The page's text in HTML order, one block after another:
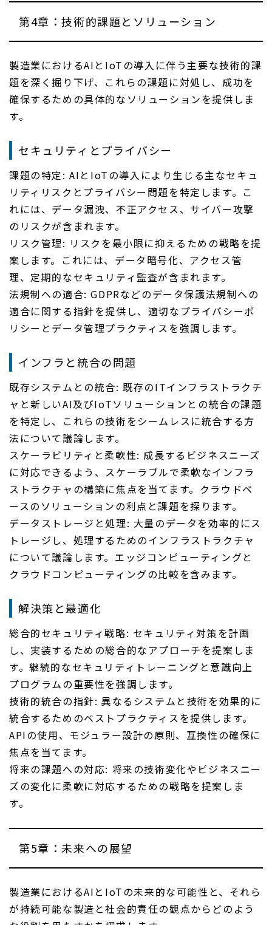
第4章：技術的課題とソリューション
製造業におけるAIとIoTの導入に伴う主要な技術的課
題を深く掘り下げ、これらの課題に対処し、成功を
確保するための具体的なソリューションを提供しま
す。
セキュリティとプライバシー
課題の特定: AIとIoTの導入により生じる主なセキュ
リティリスクとプライバシー問題を特定します。こ
れには、データ漏洩、不正アクセス、サイバー攻撃
のリスクが含まれます。
リスク管理: リスクを最小限に抑えるための戦略を提
案します。これには、データ暗号化、アクセス管
理、定期的なセキュリティ監査が含まれます。
法規制への適合: GDPRなどのデータ保護法規制への
適合に関する指針を提供し、適切なプライバシーポ
リシーとデータ管理プラクティスを強調します。
インフラと統合の問題
既存システムとの統合: 既存のITインフラストラクチ
ャと新しいAI及びIoTソリューションとの統合の課題
を特定し、これらの技術をシームレスに統合する方
法について議論します。
スケーラビリティと柔軟性: 成長するビジネスニーズ
に対応できるよう、スケーラブルで柔軟なインフラ
ストラクチャの構築に焦点を当てます。クラウドベ
ースのソリューションの利点と課題を探ります。
データストレージと処理: 大量のデータを効率的にス
トレージし、処理するためのインフラストラクチャ
について議論します。エッジコンピューティングと
クラウドコンピューティングの比較を含みます。
解決策と最適化
総合的セキュリティ戦略: セキュリティ対策を計画
し、実装するための総合的なアプローチを提案しま
す。継続的なセキュリティトレーニングと意識向上
プログラムの重要性を強調します。
技術的統合の指針: 異なるシステムと技術を効果的に
統合するためのベストプラクティスを提供します。
APIの使用、モジュラー設計の原則、互換性の確保に
焦点を当てます。
将来の課題への対応: 将来の技術変化やビジネスニー
ズの変化に柔軟に対応するための戦略を提案しま
す。
第5章：未来への展望
製造業におけるAIとIoTの未来的な可能性と、それら
が持続可能な製造と社会的責任の観点からどのよう